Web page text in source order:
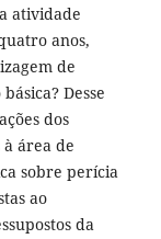
atividade
anos,
de
Desse
dos
área de
sobre perícia
ao
da